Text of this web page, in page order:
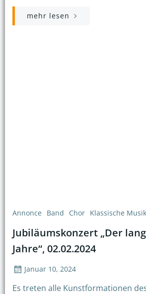
mehr lesen
Annonce Band Chor Klassische Musik
Jubiläumskonzert „Der
Jahre“, 02.02.2024
Januar 10, 2024
Es treten alle Kunstformationen